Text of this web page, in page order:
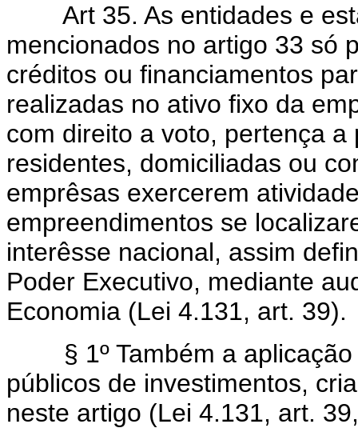
Art 35. As entidades e
mencionados no artigo 33 só
créditos ou financiamentos
realizadas no ativo fixo da
com direito a voto, pertença
residentes, domiciliadas ou
emprêsas exercerem
empreendimentos se
interêsse nacional, assim
Poder Executivo, mediante
Economia (Lei 4.131, art. 39).
§ 1º Também a aplicação
públicos de investimentos,
neste artigo (Lei 4.131, art.